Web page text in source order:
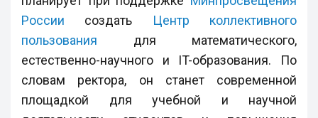
России создать
Центр коллективного
пользования для математического,
естественно-научного и IT-образования. По
словам ректора, он станет современной
площадкой для учебной и научной